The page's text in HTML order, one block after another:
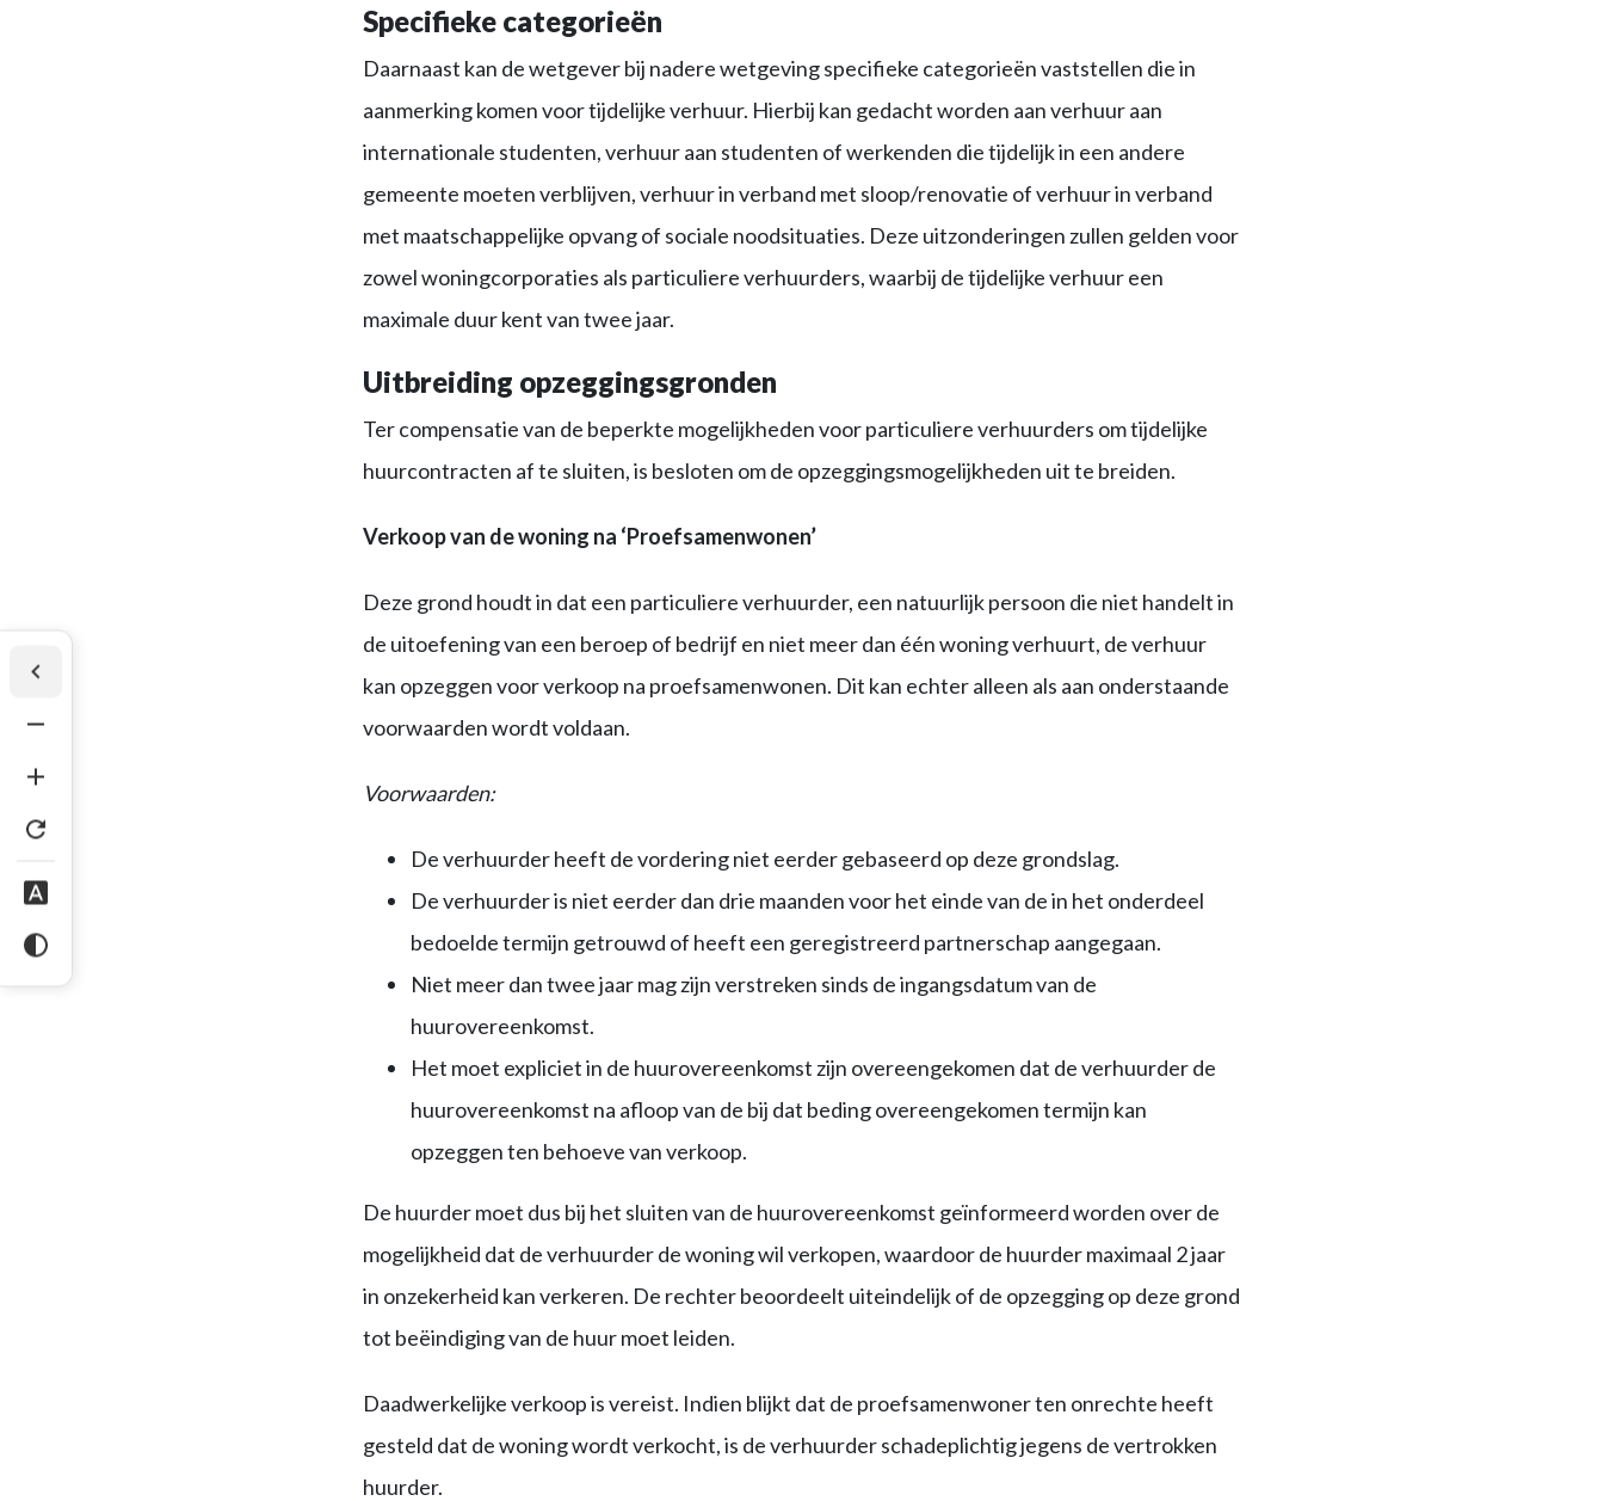
Specifieke categorieën
Daarnaast kan de wetgever bij nadere wetgeving specifieke categorieën vaststellen die in
aanmerking komen voor tijdelijke verhuur. Hierbij kan gedacht worden aan verhuur aan
internationale studenten, verhuur aan studenten of werkenden die tijdelijk in een andere
gemeente moeten verblijven, verhuur in verband met sloop/renovatie of verhuur in verband
met maatschappelijke opvang of sociale noodsituaties. Deze uitzonderingen zullen gelden voor
zowel woningcorporaties als particuliere verhuurders, waarbij de tijdelijke verhuur een
maximale duur kent van twee jaar.
Uitbreiding opzeggingsgronden
Ter compensatie van de beperkte mogelijkheden voor particuliere verhuurders om tijdelijke
huurcontracten af te sluiten, is besloten om de opzeggingsmogelijkheden uit te breiden.
Verkoop van de woning na ‘Proefsamenwonen’
Deze grond houdt in dat een particuliere verhuurder, een natuurlijk persoon die niet handelt in
de uitoefening van een beroep of bedrijf en niet meer dan één woning verhuurt, de verhuur
kan opzeggen voor verkoop na proefsamenwonen. Dit kan echter alleen als aan onderstaande
voorwaarden wordt voldaan.
Voorwaarden:
De verhuurder heeft de vordering niet eerder gebaseerd op deze grondslag.
De verhuurder is niet eerder dan drie maanden voor het einde van de in het onderdeel
bedoelde termijn getrouwd of heeft een geregistreerd partnerschap aangegaan.
Niet meer dan twee jaar mag zijn verstreken sinds de ingangsdatum van de
huurovereenkomst.
Het moet expliciet in de huurovereenkomst zijn overeengekomen dat de verhuurder de
huurovereenkomst na afloop van de bij dat beding overeengekomen termijn kan
opzeggen ten behoeve van verkoop.
De huurder moet dus bij het sluiten van de huurovereenkomst geïnformeerd worden over de
mogelijkheid dat de verhuurder de woning wil verkopen, waardoor de huurder maximaal 2 jaar
in onzekerheid kan verkeren. De rechter beoordeelt uiteindelijk of de opzegging op deze grond
tot beëindiging van de huur moet leiden.
Daadwerkelijke verkoop is vereist. Indien blijkt dat de proefsamenwoner ten onrechte heeft
gesteld dat de woning wordt verkocht, is de verhuurder schadeplichtig jegens de vertrokken
huurder.